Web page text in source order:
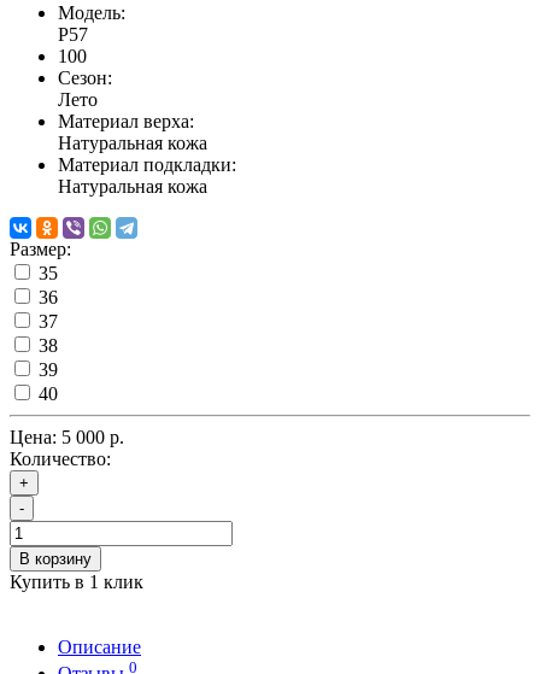
Модель:
P57
100
Сезон:
Лето
Материал верха:
Натуральная кожа
Материал подкладки:
Натуральная кожа
Размер:
35
36
37
38
39
40
Цена: 5 000 р.
Количество:
+
-
В корзину
Купить в 1 клик
Описание
0